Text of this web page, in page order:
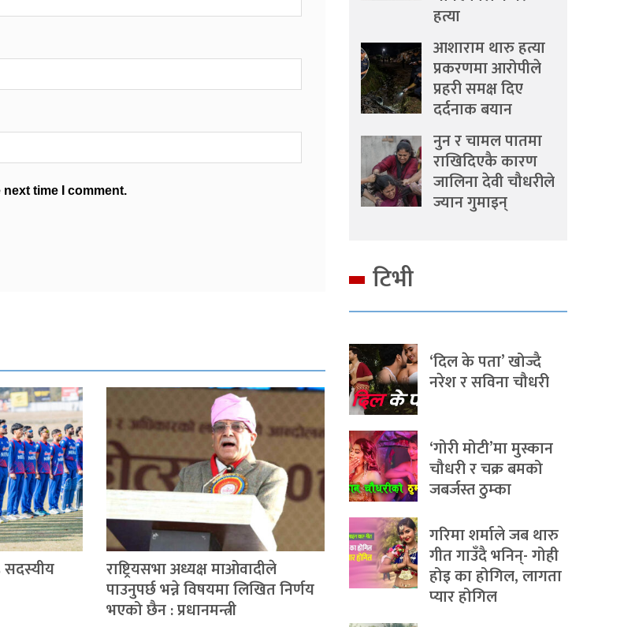
time I comment.
राष्ट्रियसभा अध्यक्ष माओवादीले
पाउनुपर्छ भन्ने विषयमा लिखित निर्णय
भएको छैन : प्रधानमन्त्री
हत्या
आशाराम थारु हत्या
प्रकरणमा आरोपीले
प्रहरी समक्ष दिए
दर्दनाक बयान
नुन र चामल पातमा
राखिदिएकै कारण
जालिना देवी चौधरीले
ज्यान गुमाइन्
टिभी
‘दिल के पता’ खोज्दै
नरेश र सविना चौधरी
‘गोरी मोटी’मा मुस्कान
चौधरी र चक्र बमको
जबर्जस्त ठुम्का
गरिमा शर्माले जब थारु
गीत गाउँदै भनिन्- गोही
होइ का होगिल, लागता
प्यार होगिल